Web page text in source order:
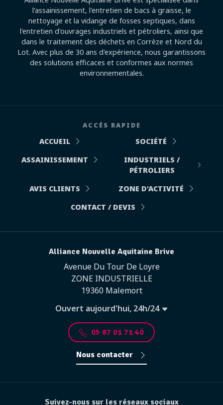
l’assainissement, l'entretien de bacs à graisse, le
nettoyage et la vidange de fosses septiques, dans
l'entretien d'ouvrages industriels et pétroliers, ainsi que
dans le traitement des déchets en Corrèze et Nord du
Lot. Avec plus de 30 ans d'expérience, nous garantissons
des solutions efficaces et conformes aux normes
environnementales.
ACCÈS RAPIDE
ACCUEIL
SOCIÉTÉ
ASSAINISSEMENT
INDUSTRIELS /
PÉTROLIERS
AVIS CLIENTS
ZONE D'ACTIVITÉ
CONTACT / DEVIS
Alliance Nouvelle Aquitaine Brive
Avenue Du Tour De Loyre
ZONE INDUSTRIELLE
19360 Malemort
Ouvert aujourd'hui, 24h/24
05 87 01 71 40
Nous contacter
Suivez-nous sur les réseaux sociaux